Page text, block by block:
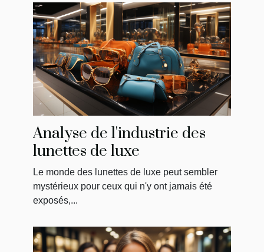
Analyse de l'industrie des
lunettes de luxe
Le monde des lunettes de luxe peut sembler
mystérieux pour ceux qui n'y ont jamais été
exposés,...